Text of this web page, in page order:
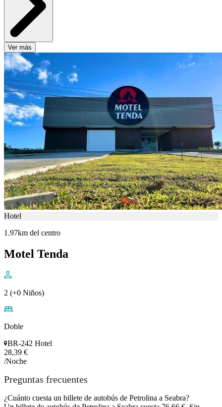
Ver más
Hotel
1.97km del centro
Motel Tenda
2 (+0 Niños)
Doble
BR-242 Hotel
28,39 €
/Noche
Preguntas frecuentes
¿Cuánto cuesta un billete de autobús de Petrolina a Seabra?